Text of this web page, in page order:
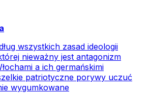
wszystkich zasad ideologii
nieważny jest antagonizm
a ich germańskimi
patriotyczne porywy uczuć
wygumkowane